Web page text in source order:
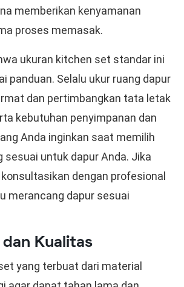
memberikan kenyamanan
proses memasak.
ukuran kitchen set standar ini
panduan. Selalu ukur ruang dapur
dan pertimbangkan tata letak
kebutuhan penyimpanan dan
Anda inginkan saat memilih
sesuai untuk dapur Anda. Jika
dengan profesional
merancang dapur sesuai
Kualitas
yang terbuat dari material